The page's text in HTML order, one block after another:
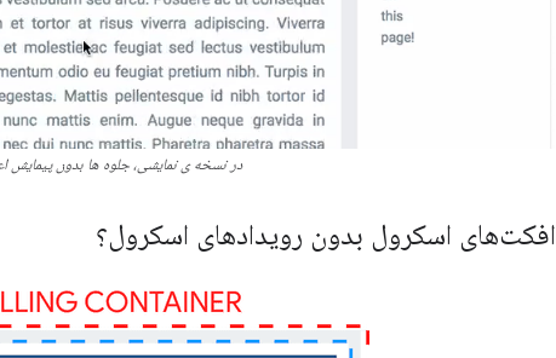
در نسخه ی نمایشی، جلوه ها بدون پیمایش
افکت‌های اسکرول بدون رویدادهای اسکرول؟